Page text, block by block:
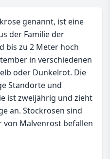
genannt, ist eine
der Familie der
bis zu 2 Meter hoch
in verschiedenen
oder Dunkelrot. Die
Standorte und
ist zweijährig und zieht
an. Stockrosen sind
von Malvenrost befallen